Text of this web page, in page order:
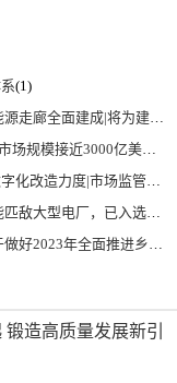
(1)
家能源安全、实现“双碳”目标提供有力支撑
智慧城市、智慧电网等将占60%以上
部 关于促进企业计量能力提升的指导意见
厂，已入选国际典型案例
乡村振兴重点工作的意见》发布
造高质量发展新引